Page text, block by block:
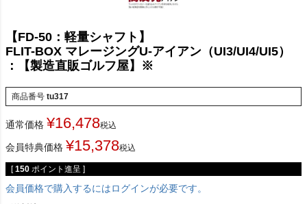
【FD-50：軽量シャフト】
FLIT-BOX マレージングU-アイアン（UI3/UI4/UI5）
：【製造直販ゴルフ屋】※
商品番号 tu317
通常価格 ¥16,478税込
会員特典価格 ¥15,378税込
[ 150 ポイント進呈 ]
会員価格で購入するにはログインが必要です。